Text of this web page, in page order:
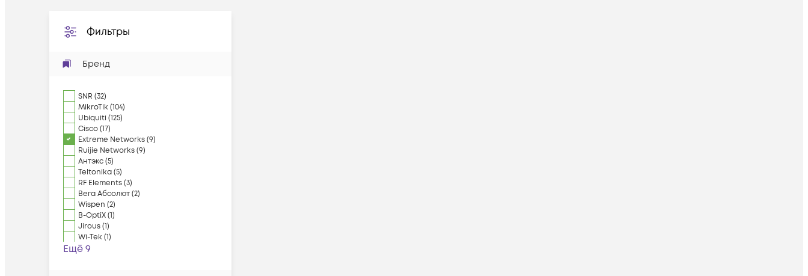
Фильтры
Бренд
SNR (32)
MikroTik(104)
Ubiquiti (125)
Cisco(17)
Extreme Networks(9)
Ruijie Networks(9)
Антэкс(5)
Teltonika(5)
RF Elements(3)
Вега Абсолют(2)
Wispen (2)
B-OptiX(1)
Jirous(1)
Wi-Tek(1)
Ещё 9